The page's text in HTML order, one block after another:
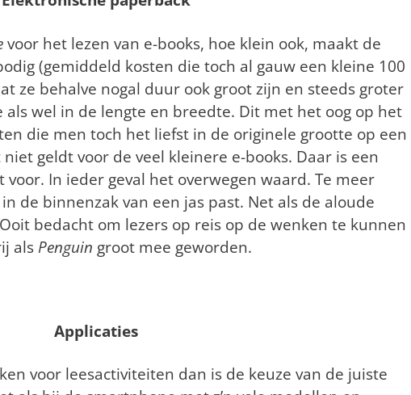
voor het lezen van e-books, hoe klein ook, maakt de
(gemiddeld kosten die toch al gauw een kleine 100
ze behalve nogal duur ook groot zijn en steeds groter
wel in de lengte en breedte. Dit met het oog op het
die men toch het liefst in de originele grootte op een
geldt voor de veel kleinere e-books. Daar is een
voor. In ieder geval het overwegen waard. Te meer
de binnenzak van een jas past. Net als de aloude
bedacht om lezers op reis op de wenken te kunnen
als Penguin groot mee geworden.
Applicaties
voor leesactiviteiten dan is de keuze van de juiste